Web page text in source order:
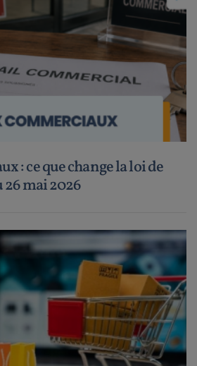
: ce que change la loi de
mai 2026